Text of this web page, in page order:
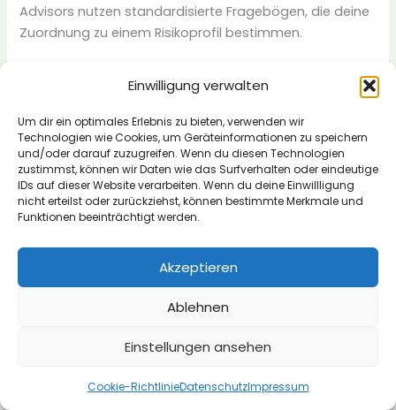
Einwilligung verwalten
Um dir ein optimales Erlebnis zu bieten, verwenden wir
Technologien wie Cookies, um Geräteinformationen zu speichern
und/oder darauf zuzugreifen. Wenn du diesen Technologien
zustimmst, können wir Daten wie das Surfverhalten oder eindeutige
IDs auf dieser Website verarbeiten. Wenn du deine Einwillligung
nicht erteilst oder zurückziehst, können bestimmte Merkmale und
Funktionen beeinträchtigt werden.
Akzeptieren
Ablehnen
Einstellungen ansehen
Cookie-RichtlinieDatenschutzImpressum
Advisors nutzen standardisierte Fragebögen, die deine
Zuordnung zu einem Risikoprofil bestimmen.
Musterportfolios und kurze Onlinekurse (2–4 Stunden),
um Grundlagen zu ETF-Kosten, Tracking-Differenz und
Rebalancing zu verstehen. Studiere Bewertungen von
Stiftung Warentestund BVI-Daten, um konkrete
Performance- und Kostenbeispiele verschiedener
Anbieter zu vergleichen.
Technische Voraussetzungen schaffen
Sorge für ein verifiziertes Girokonto (IBAN),
Depotkonto-Möglichkeit, gültigen Ausweis für
(Push- oder SMS-TAN). Prüfe App-Kompatibilität
Authentifizierung; PSD2-konforme Zahlverfahren sind